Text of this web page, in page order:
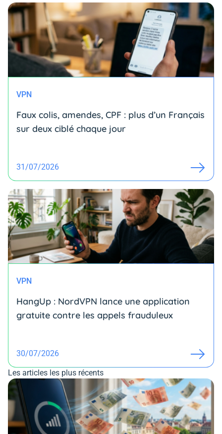
VPN
Faux colis, amendes, CPF : plus d’un Français
sur deux ciblé chaque jour
31/07/2026
VPN
HangUp : NordVPN lance une application
gratuite contre les appels frauduleux
30/07/2026
Les articles les plus récents